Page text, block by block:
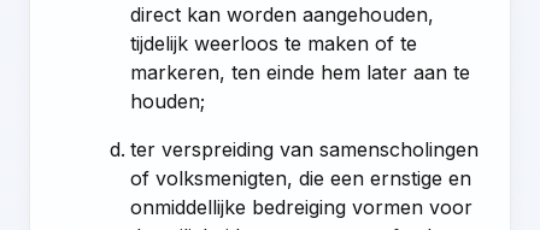
direct kan worden aangehouden,
tijdelijk weerloos te maken of te
markeren, ten einde hem later aan te
houden;
ter verspreiding van samenscholingen
of volksmenigten, die een ernstige en
onmiddellijke bedreiging vormen voor